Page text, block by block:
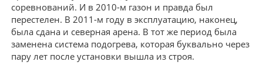
соревнований. И в 2010-м газон и правда был
перестелен. В 2011-м году в эксплуатацию, наконец,
была сдана и северная арена. В тот же период была
заменена система подогрева, которая буквально через
пару лет после установки вышла из строя.